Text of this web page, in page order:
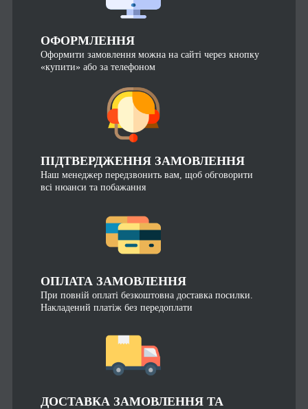
ОФОРМЛЕННЯ
Оформити замовлення можна на сайті через кнопку
«купити» або за телефоном
ПІДТВЕРДЖЕННЯ ЗАМОВЛЕННЯ
Наш менеджер передзвонить вам, щоб обговорити
всі нюанси та побажання
ОПЛАТА ЗАМОВЛЕННЯ
При повній оплаті безкоштовна доставка посилки.
Накладений платіж без передоплати
ДОСТАВКА ЗАМОВЛЕННЯ ТА